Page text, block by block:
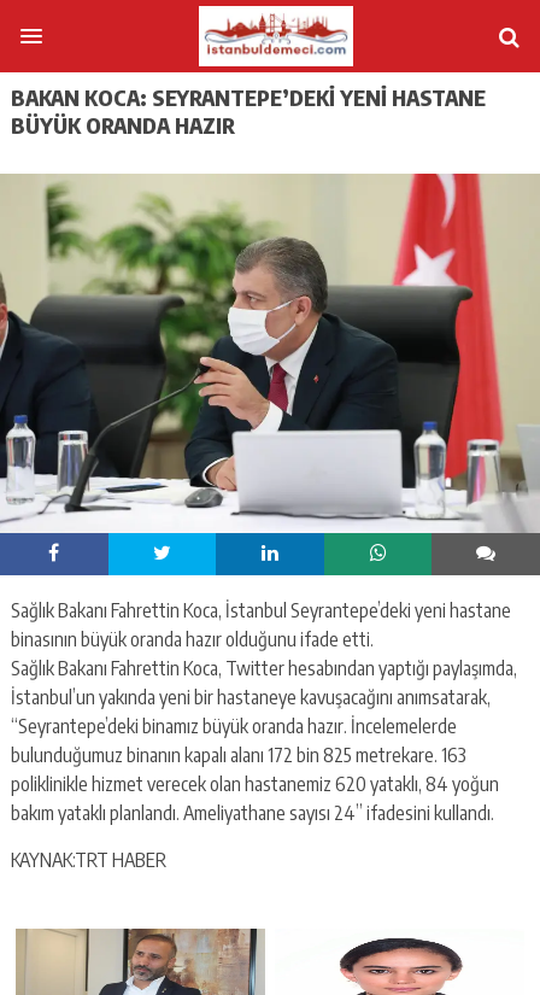
BAKAN KOCA: SEYRANTEPE’DEKI YENI HASTANE
BÜYÜK ORANDA HAZIR
Sağlık Bakanı Fahrettin Koca, İstanbul Seyrantepe’deki yeni hastane
binasının büyük oranda hazır olduğunu ifade etti.
Sağlık Bakanı Fahrettin Koca, Twitter hesabından yaptığı paylaşımda,
İstanbul’un yakında yeni bir hastaneye kavuşacağını anımsatarak,
“Seyrantepe’deki binamız büyük oranda hazır. İncelemelerde
bulunduğumuz binanın kapalı alanı 172 bin 825 metrekare. 163
poliklinikle hizmet verecek olan hastanemiz 620 yataklı, 84 yoğun
bakım yataklı planlandı. Ameliyathane sayısı 24” ifadesini kullandı.
KAYNAK:TRT HABER